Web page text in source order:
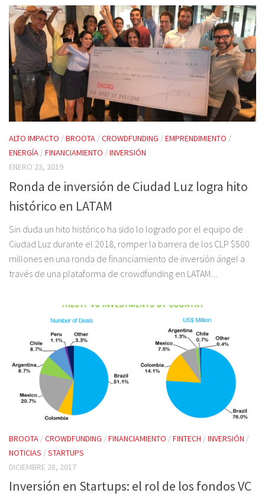
ALTO IMPACTO /BROOTA /CROWDFUNDING /EMPRENDIMIENTO /
ENERGÍA /FINANCIAMIENTO /INVERSIÓN
ENERO 23, 2019
Ronda de inversión de Ciudad Luz logra hito
histórico en LATAM
Sin duda un hito histórico ha sido lo logrado por el equipo de
Ciudad Luz durante el 2018, romper la barrera de los CLP $500
millones en una ronda de financiamiento de inversión ángel a
través de una plataforma de crowdfunding en LATAM....
BROOTA /CROWDFUNDING /FINANCIAMIENTO /FINTECH /INVERSIÓN /
NOTICIAS /STARTUPS
DICIEMBRE 28, 2017
Inversión en Startups: el rol de los fondos VC